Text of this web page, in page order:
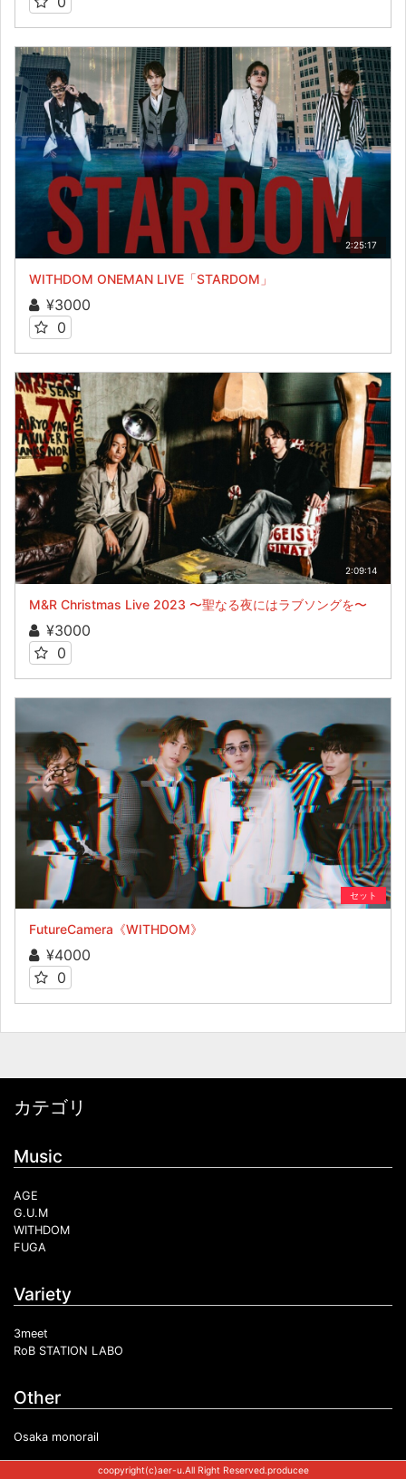
2:25:17
WITHDOM ONEMAN LIVE「STARDOM」
¥3000
0
2:09:14
M&R Christmas Live 2023 〜聖なる夜にはラブソングを〜
¥3000
0
セット
FutureCamera《WITHDOM》
¥4000
0
カテゴリ
Music
AGE
G.U.M
WITHDOM
FUGA
Variety
3meet
RoB STATION LABO
Other
Osaka monorail
coopyright(c)aer-u.All Right Reserved.producee